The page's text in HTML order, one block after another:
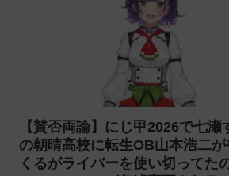
【賛否両論】にじ甲2026で七瀬
の朝晴高校に転生OB山本浩二が
くるがライバーを使い切ってた